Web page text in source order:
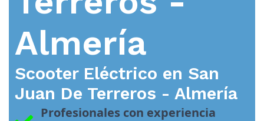
Almería
Scooter Eléctrico en San
Juan De Terreros - Almería
Profesionales con experiencia